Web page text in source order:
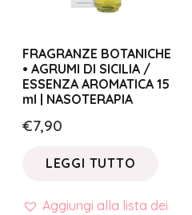
FRAGRANZE BOTANICHE
• AGRUMI DI SICILIA /
ESSENZA AROMATICA 15
ml | NASOTERAPIA
€7,90
LEGGI TUTTO
Aggiungi alla lista dei